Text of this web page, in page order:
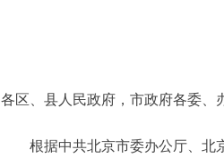
各区、县人民政府，市政府各委、
根据中共北京市委办公厅、北京